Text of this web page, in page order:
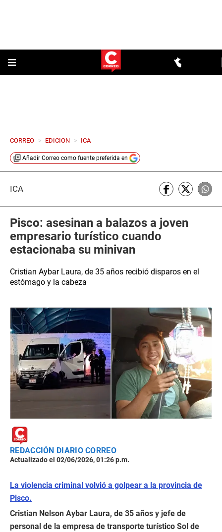
CORREO > EDICION > ICA
Añadir Correo como fuente preferida en
ICA
Pisco: asesinan a balazos a joven
empresario turístico cuando
estacionaba su minivan
Cristian Aybar Laura, de 35 años recibió disparos en el
estómago y la cabeza
REDACCIÓN DIARIO CORREO
Actualizado el 02/06/2026, 01:26 p.m.
La violencia criminal volvió a golpear a la provincia de
Pisco.
Cristian Nelson Aybar Laura, de 35 años y jefe de
personal de la empresa de transporte turístico Sol de